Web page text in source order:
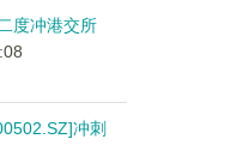
度冲港交所
冲刺